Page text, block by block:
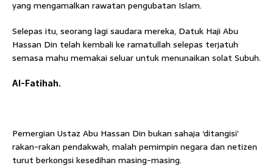
yang mengamalkan rawatan pengubatan Islam.
Selepas itu, seorang lagi saudara mereka, Datuk Haji Abu
Hassan Din telah kembali ke ramatullah selepas terjatuh
semasa mahu memakai seluar untuk menunaikan solat Subuh.
Al-Fatihah.
Pemergian Ustaz Abu Hassan Din bukan sahaja ‘ditangisi’
rakan-rakan pendakwah, malah pemimpin negara dan netizen
turut berkongsi kesedihan masing-masing.